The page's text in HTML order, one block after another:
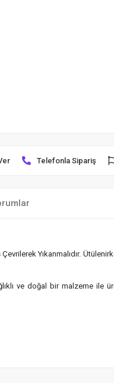
Telefonla Sipariş
Yıkanmalıdır.
ve doğal bir malzeme ile